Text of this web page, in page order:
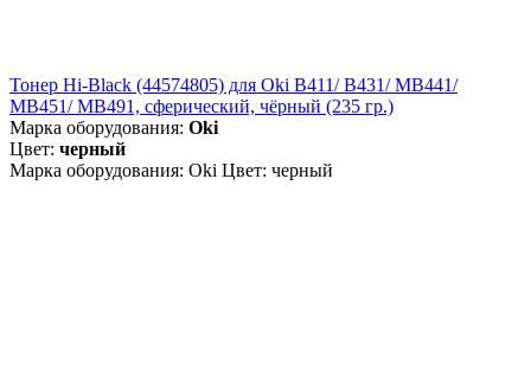
Тонер Hi-Black (44574805) для Oki B411/ B431/ MB441/
MB451/ MB491, сферический, чёрный (235 гр.)
Марка оборудования: Oki
Цвет: черный
Марка оборудования: Oki Цвет: черный